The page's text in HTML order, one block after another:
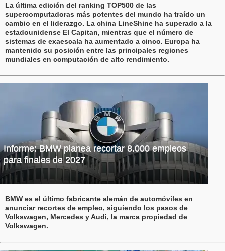
La última edición del ranking TOP500 de las
supercomputadoras más potentes del mundo ha traído un
cambio en el liderazgo. La china LineShine ha superado a la
estadounidense El Capitan, mientras que el número de
sistemas de exaescala ha aumentado a cinco. Europa ha
mantenido su posición entre las principales regiones
mundiales en computación de alto rendimiento.
Informe: BMW planea recortar 8.000 empleos
para finales de 2027
BMW es el último fabricante alemán de automóviles en
anunciar recortes de empleo, siguiendo los pasos de
Volkswagen, Mercedes y Audi, la marca propiedad de
Volkswagen.